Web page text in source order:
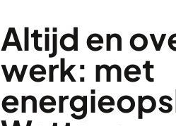
Altijd en
werk: met